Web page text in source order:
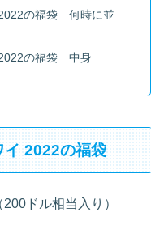
の福袋 何時に並
の福袋 中身
2022の福袋
ドル相当入り）